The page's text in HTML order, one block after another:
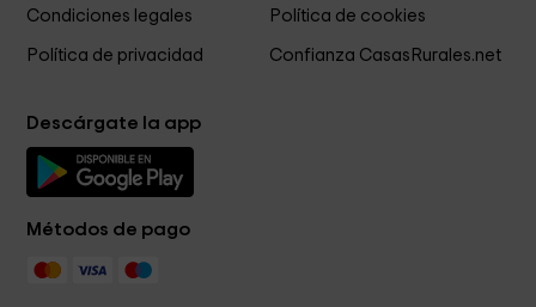
Condiciones legales
Política de cookies
Política de privacidad Confianza CasasRurales.net
Descárgate la app
Métodos de pago